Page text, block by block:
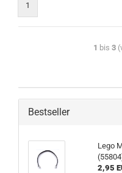
1
1 bis 3
Bestseller
Lego
2,95